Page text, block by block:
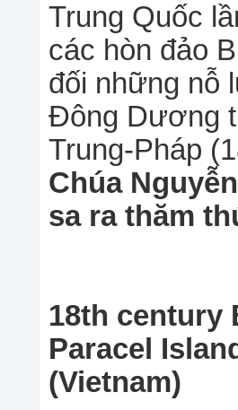
Trung Quốc
các hòn đảo
đối những nỗ
Đông Dương
Trung-Pháp
Chúa
sa ra thăm
18th century
Paracel
(Vietnam)